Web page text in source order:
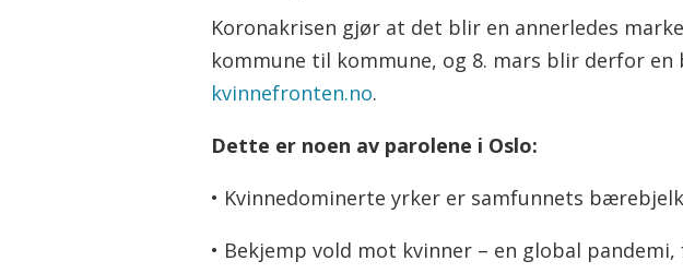
Koronakrisen gjør at det blir en annerledes
kommune til kommune, og 8. mars blir derfor
kvinnefronten.no.
Dette er noen av parolene i Oslo:
• Kvinnedominerte yrker er samfunnets
• Bekjemp vold mot kvinner – en global